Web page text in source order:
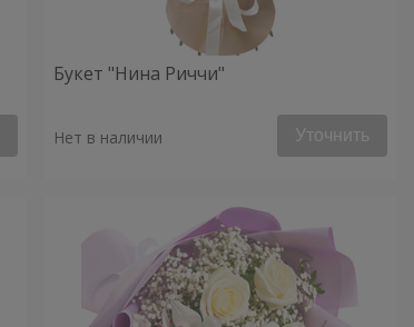
Букет "Нина Риччи"
Нет в наличии Уточнить